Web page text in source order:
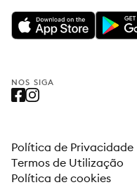
NOS SIGA
Política de Privacidade
Termos de Utilização
Política de cookies